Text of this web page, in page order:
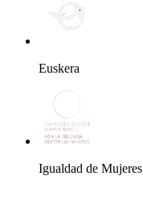
Euskera
Igualdad de